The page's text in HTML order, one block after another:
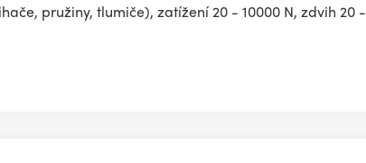
pružiny, tlumiče), zatížení 20 - 10000 N, zdvih 20 -